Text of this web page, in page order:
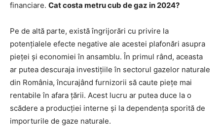
financiare. Cat costa metru cub de gaz in 2024?
Pe de altă parte, există îngrijorări cu privire la
potențialele efecte negative ale acestei plafonări asupra
pieței și economiei în ansamblu. În primul rând, aceasta
ar putea descuraja investițiile în sectorul gazelor naturale
din România, încurajând furnizorii să caute piețe mai
rentabile în afara țării. Acest lucru ar putea duce la o
scădere a producției interne și la dependența sporită de
importurile de gaze naturale.